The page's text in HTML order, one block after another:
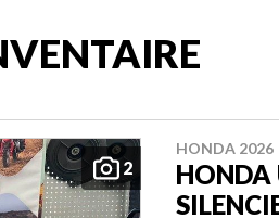
2
HONDA 2026
HONDA